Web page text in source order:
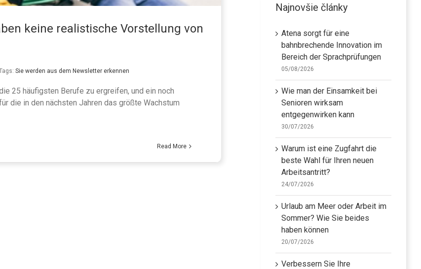
keine realistische Vorstellung von
Sie werden aus dem Newsletter erkennen
25 häufigsten Berufe zu ergreifen, und ein noch
die in den nächsten Jahren das größte Wachstum
Read More
Najnovšie články
Atena sorgt für eine
bahnbrechende Innovation im
Bereich der Sprachprüfungen
05/08/2026
Wie man der Einsamkeit bei
Senioren wirksam
entgegenwirken kann
30/07/2026
Warum ist eine Zugfahrt die
beste Wahl für Ihren neuen
Arbeitsantritt?
24/07/2026
Urlaub am Meer oder Arbeit im
Sommer? Wie Sie beides
haben können
20/07/2026
Verbessern Sie Ihre